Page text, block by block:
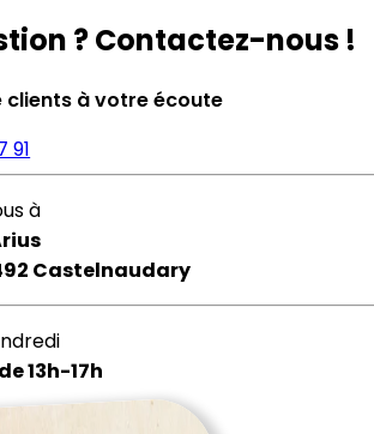
? Contactez-nous !
clients à votre écoute
91
à
Castelnaudary
13h-17h